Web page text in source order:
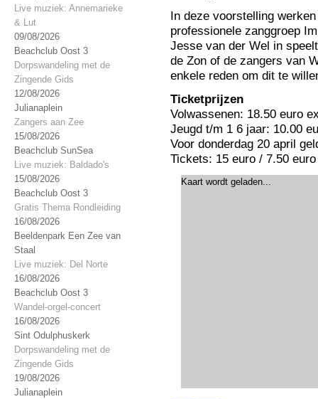
Live muziek: Annemarieke
& Lut
09/08/2026
Beachclub Oost 3
Dorpswandeling met de
Zingende Gids
12/08/2026
Julianaplein
Zangers aan Zee
15/08/2026
Beachclub SunSea
Live muziek: Baldado's
15/08/2026
Beachclub Oost 3
Gratis Thema Rondleiding
16/08/2026
Beeldenpark Een Zee van
Staal
Live muziek: Del Norte
16/08/2026
Beachclub Oost 3
Wandel-orgel-concert
16/08/2026
Sint Odulphuskerk
Dorpswandeling met de
Zingende Gids
19/08/2026
Julianaplein
In deze voorstelling
professionele zanggroep
Jesse van der Wel in
de Zon of de zangers van
enkele reden om dit te
Ticketprijzen
Volwassenen: 18.50 euro
Jeugd t/m 1 6 jaar: 10.00
Voor donderdag 20 april
Tickets: 15 euro / 7.50
Kaart wordt geladen...